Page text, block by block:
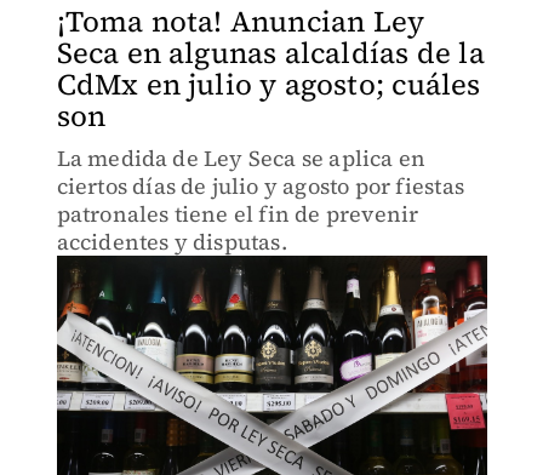
¡Toma nota! Anuncian Ley
Seca en algunas alcaldías de la
CdMx en julio y agosto; cuáles
son
La medida de Ley Seca se aplica en
ciertos días de julio y agosto por fiestas
patronales tiene el fin de prevenir
accidentes y disputas.